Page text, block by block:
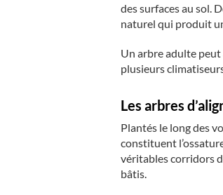
des surfaces au sol.
naturel qui produit
Un arbre adulte peut
plusieurs
Les arbres
Plantés le long des
constituent
véritables corridors
bâtis.